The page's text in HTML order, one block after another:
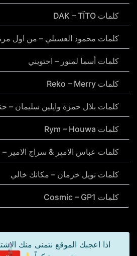
كلمات DAK – TÏTO
كلمات محمود العسيلي – من اول
كلمات أسما لمنور – احتويني
كلمات Reko – Merry
كلمات بلال حمزة وايلين سليمان –
كلمات Rym – Houwa
كلمات عباس الامير & سراج الامير –
كلمات نويل خرمان – مكانك خالي
كلمات Cosmic – GP1
اذا اعجبك الموقع نتمنى منك